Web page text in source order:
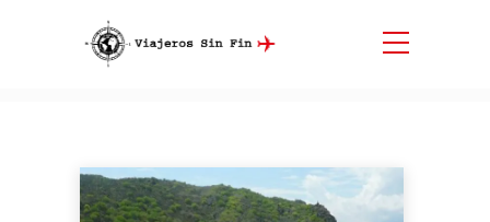
Etiqueta:Venezuela